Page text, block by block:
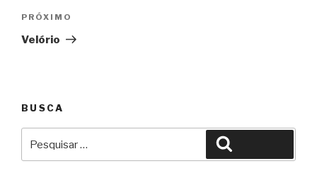
Próximo
PRÓXIMO
Velório
BUSCA
por: